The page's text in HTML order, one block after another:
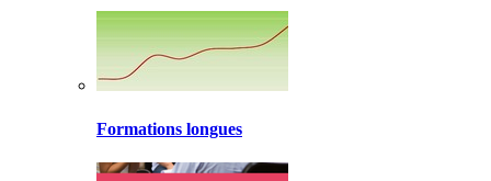
Formations longues